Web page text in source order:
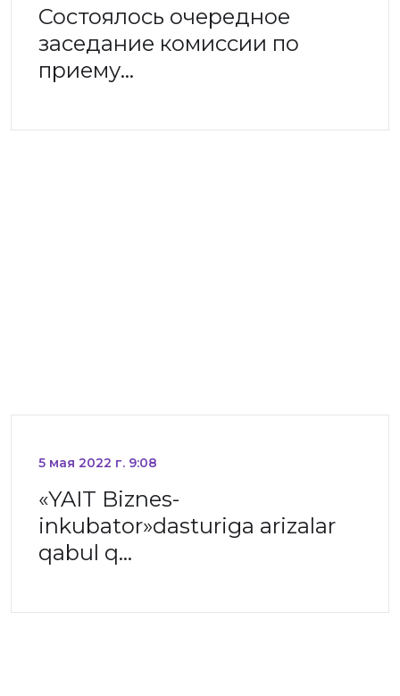
Состоялось очередное
заседание комиссии по
приему…
5 мая 2022 г. 9:08
«YAIT Biznes-
inkubator»dasturiga arizalar
qabul q…